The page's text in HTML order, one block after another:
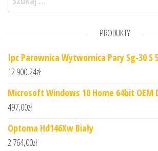
PRODUKTY
Ipc Parownica Wytwornica Pary Sg-30 S
12 900,24zł
Microsoft Windows 10 Home 64bit OEM
497,00zł
Optoma Hd146Xw Biały
2 764,00zł